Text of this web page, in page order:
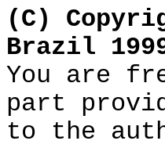
(C)
Brazil
You are
part
to the